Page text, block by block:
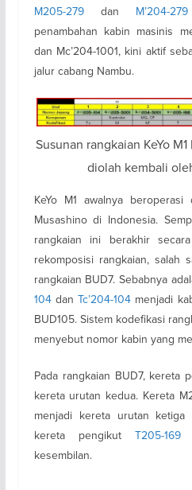
M205-279dan M’204-279
penambahan kabin masinis
dan Mc’204-1001, kini aktif
jalur cabang Nambu.
Susunan rangkaian KeYo
diolah kembali
KeYo M1 awalnya
Musashino di Indonesia.
rangkaian ini berakhir
rekomposisi rangkaian, salah
rangkaian BUD7. Sebabnya
104danTc’204-104 menjadi
BUD105. Sistem kodefikasi
menyebut nomor kabin yang
Pada rangkaian BUD7, kereta
kereta urutan kedua. Kereta
menjadi kereta urutan ketiga
kereta pengikut T205-169
kesembilan.